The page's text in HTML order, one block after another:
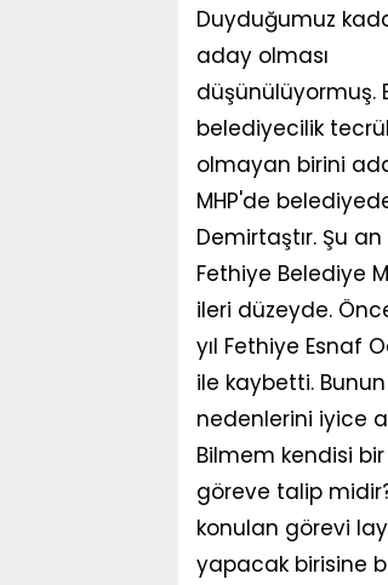
Duyduğumuz
aday olması
düşünülüyormuş.
belediyecilik
olmayan birini
MHP'de
Demirtaştır. Şu an
Fethiye Belediye
ileri düzeyde.
yıl Fethiye Esnaf
ile kaybetti. Bunun
nedenlerini iyice
Bilmem kendisi bir
göreve talip
konulan görevi
yapacak birisine